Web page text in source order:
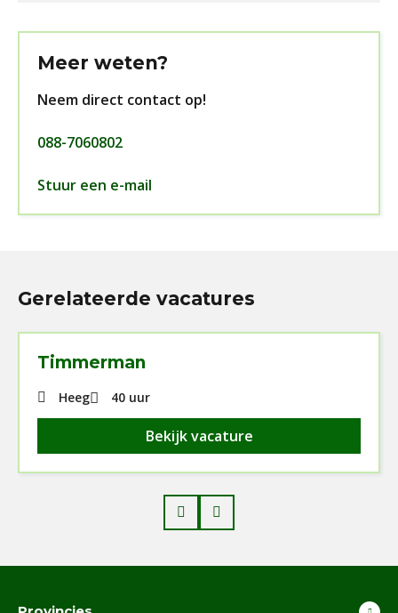
Meer weten?
Neem direct contact op!
088-7060802
Stuur een e-mail
Gerelateerde vacatures
Timmerman
Heeg 40 uur
Bekijk vacature
Prev